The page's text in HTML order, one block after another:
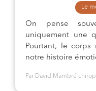
Le
On pense
uniquement une
Pourtant, le
notre histoire
Par David Mambré